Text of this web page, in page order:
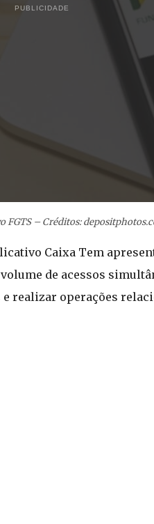
PUBLICIDADE
FGTS – Créditos:
Caixa Tem
de acessos
realizar operações